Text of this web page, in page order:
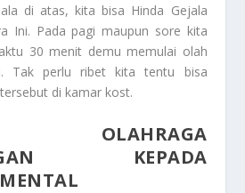
di atas, kita bisa Hinda Gejala
Ini. Pada pagi maupun sore kita
30 menit demu memulai olah
Tak perlu ribet kita tentu bisa
di kamar kost.
OLAHRAGA
KEPADA